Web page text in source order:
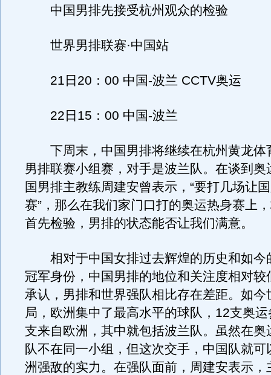
中国男排先接受杭州观众的检验
世界男排联赛·中国站
21日20：00 中国-波兰 CCTV奥运
22日15：00 中国-波兰
下周末，中国男排将继续在杭州黄龙体
男排联赛小组赛，对手是波兰队。在谈到奥
国男排主教练周建安曾表示，“要打几场让
赛”，那么在我们家门口打的奥运热身赛上
首先检验，男排的状态能否让我们满意。
相对于中国女排过去辉煌的历史和如今
冠军身份，中国男排的地位和关注度相对较
承认，男排和世界强队相比存在差距。如今
局，欧洲集中了最高水平的球队，12支奥
支来自欧洲，其中就包括波兰队。虽然在奥
队不在同一小组，但这次交手，中国队就可
洲强敌的实力。在强队面前，周建安表示，